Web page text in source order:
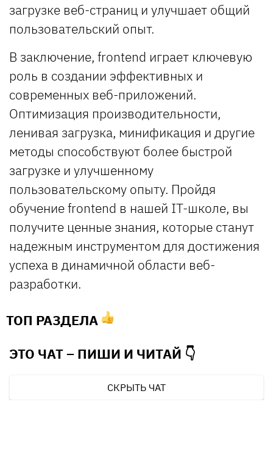
загрузке веб-страниц и улучшает общий
пользовательский опыт.
В заключение, frontend играет ключевую
роль в создании эффективных и
современных веб-приложений.
Оптимизация производительности,
ленивая загрузка, минификация и другие
методы способствуют более быстрой
загрузке и улучшенному
пользовательскому опыту. Пройдя
обучение frontend в нашей IT-школе, вы
получите ценные знания, которые станут
надежным инструментом для достижения
успеха в динамичной области веб-
разработки.
ТОП РАЗДЕЛА
ЭТО ЧАТ – ПИШИ И ЧИТАЙ 👇
СКРЫТЬ ЧАТ